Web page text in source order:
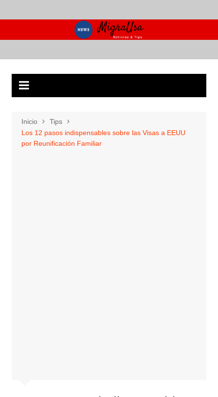
al
Inicio
Tips
Los 12 pasos indispensables sobre las Visas a EEUU
por Reunificación Familiar